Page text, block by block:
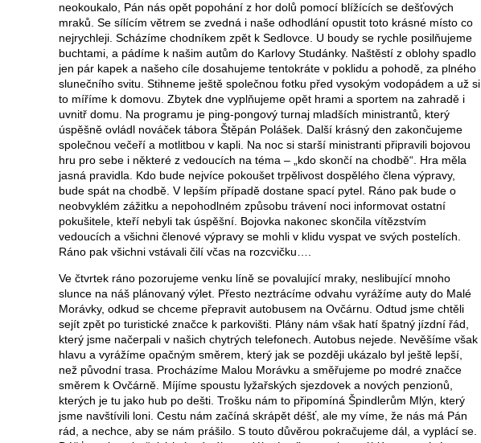
neokoukalo, Pán nás opět popohání z hor dolů pomocí blížících se dešťových
mraků. Se sílícím větrem se zvedná i naše odhodlání opustit toto krásné místo co
nejrychleji. Scházíme chodníkem zpět k Sedlovce. U boudy se rychle posilňujeme
buchtami, a pádíme k našim autům do Karlovy Studánky. Naštěstí z oblohy spadlo
jen pár kapek a našeho cíle dosahujeme tentokráte v poklidu a pohodě, za plného
slunečního svitu. Stihneme ještě společnou fotku před vysokým vodopádem a už si
to míříme k domovu. Zbytek dne vyplňujeme opět hrami a sportem na zahradě i
uvnitř domu. Na programu je ping-pongový turnaj mladších ministrantů, který
úspěšně ovládl nováček tábora Štěpán Polášek. Další krásný den zakončujeme
společnou večeří a motlitbou v kapli. Na noc si starší ministranti připravili bojovou
hru pro sebe i některé z vedoucích na téma – „kdo skončí na chodbě“. Hra měla
jasná pravidla. Kdo bude nejvíce pokoušet trpělivost dospělého člena výpravy,
bude spát na chodbě. V lepším případě dostane spací pytel. Ráno pak bude o
neobvyklém zážitku a nepohodlném způsobu trávení noci informovat ostatní
pokušitele, kteří nebyli tak úspěšní. Bojovka nakonec skončila vítězstvím
vedoucích a všichni členové výpravy se mohli v klidu vyspat ve svých postelích.
Ráno pak všichni vstávali čilí včas na rozcvičku….
Ve čtvrtek ráno pozorujeme venku líně se povalující mraky, neslibující mnoho
slunce na náš plánovaný výlet. Přesto neztrácíme odvahu vyrážíme auty do Malé
Morávky, odkud se chceme přepravit autobusem na Ovčárnu. Odtud jsme chtěli
sejít zpět po turistické značce k parkovišti. Plány nám však hatí špatný jízdní řád,
který jsme načerpali v našich chytrých telefonech. Autobus nejede. Nevěšíme však
hlavu a vyrážíme opačným směrem, který jak se později ukázalo byl ještě lepší,
než původní trasa. Procházíme Malou Morávku a směřujeme po modré značce
směrem k Ovčárně. Míjíme spoustu lyžařských sjezdovek a nových penzionů,
kterých je tu jako hub po dešti. Trošku nám to připomíná Špindlerům Mlýn, který
jsme navštívili loni. Cestu nám začíná skrápět déšť, ale my víme, že nás má Pán
rád, a nechce, aby se nám prášilo. S touto důvěrou pokračujeme dál, a vyplácí se.